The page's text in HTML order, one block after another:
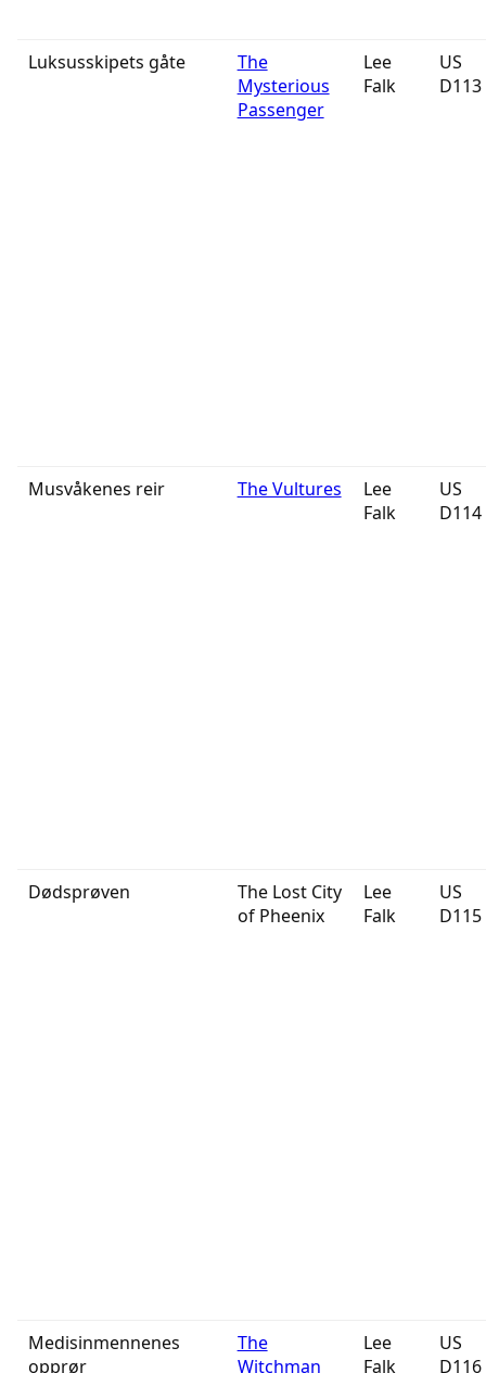
Luksusskipets gåte
The
Mysterious
Passenger
Lee
Falk
US
D113
Musvåkenes reir The Vultures
Lee
Falk
US
D114
Dødsprøven
The Lost City
of Pheenix
Lee
Falk
US
D115
Medisinmennenes
opprør
The
Witchman
Lee
Falk
US
D116